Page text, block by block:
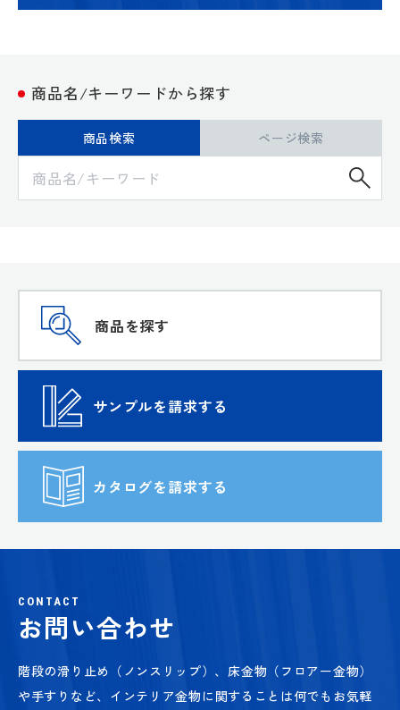
商品名/キーワードから探す
商品検索 ページ検索
商品を探す
サンプルを請求する
カタログを請求する
CONTACT
お問い合わせ
階段の滑り止め（ノンスリップ）、床金物（フロアー金物）
や手すりなど、 インテリア金物に関することは何でもお気軽